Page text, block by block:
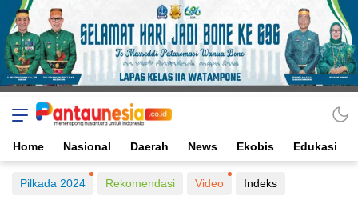
Home Nasional Daerah News Ekobis Edukasi
Pilkada 2024 Rekomendasi Video Indeks